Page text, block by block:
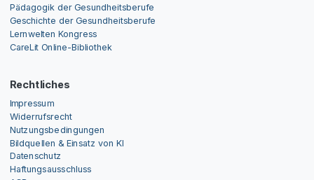
Pädagogik der Gesundheitsberufe
Geschichte der Gesundheitsberufe
Lernwelten Kongress
CareLit Online-Bibliothek
Rechtliches
Impressum
Widerrufsrecht
Nutzungsbedingungen
Bildquellen & Einsatz von KI
Datenschutz
Haftungsausschluss